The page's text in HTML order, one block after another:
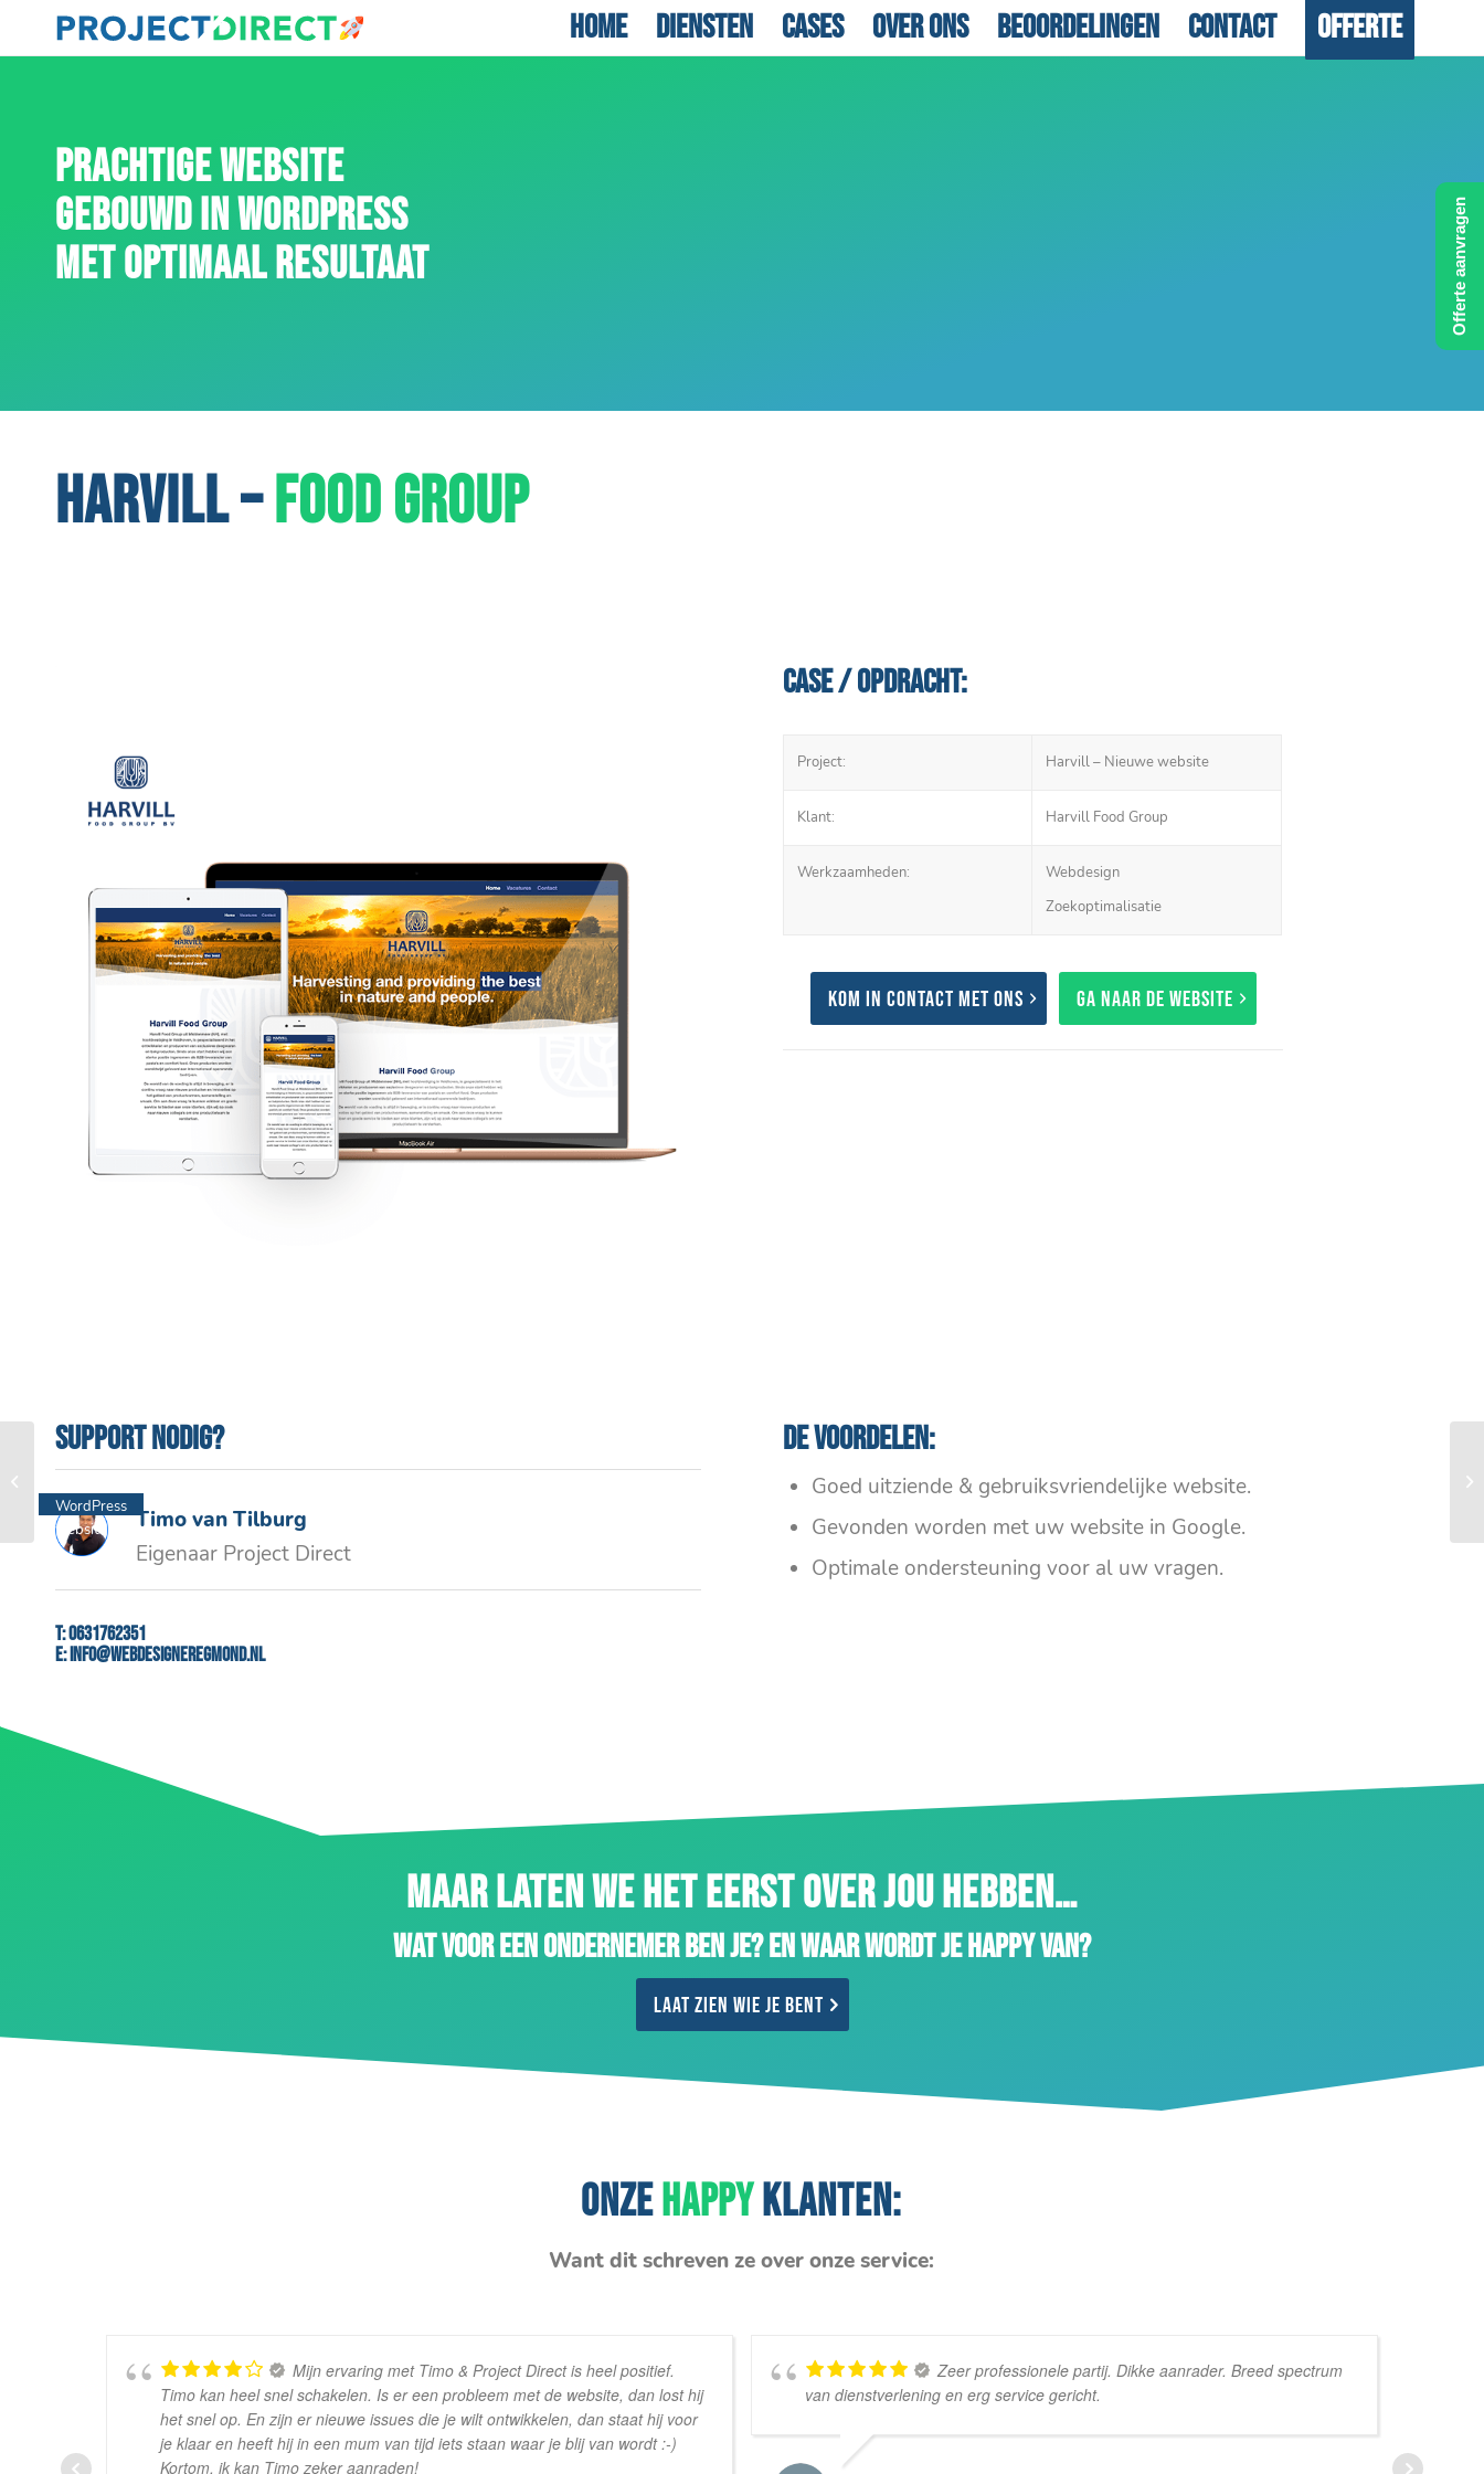
Home Diensten Cases Over ons Beoordelingen Contact Offerte
PRACHTIGE WEBSITE
GEBOUWD IN WORDPRESS
MET OPTIMAAL RESULTAAT
HARVILL –FOOD GROUP
Case / Opdracht:
Project: Harvill – Nieuwe website
Klant: Harvill Food Group
Werkzaamheden:
Webdesign
Zoekoptimalisatie
Kom in contact met ons Ga naar de website
Support nodig?
Timo van Tilburg
Eigenaar Project Direct
T:0631762351
E:info@webdesigneregmond.nl
De voordelen:
Goed uitziende & gebruiksvriendelijke website.
Gevonden worden met uw website in Google.
Optimale ondersteuning voor al uw vragen.
MAAR LATEN WE HET EERST OVER JOU HEBBEN…
Wat voor een ondernemer ben je? En waar wordt je happy van?
Laat zien wie je bent
ONZEHAPPYKLANTEN:
Want dit schreven ze over onze service:
Mijn ervaring met Timo & Project Direct is heel positief.
Timo kan heel snel schakelen. Is er een probleem met de website, dan lost hij
het snel op. En zijn er nieuwe issues die je wilt ontwikkelen, dan staat hij voor
je klaar en heeft hij in een mum van tijd iets staan waar je blij van wordt :-)
Kortom, ik kan Timo zeker aanraden!
Zeer professionele partij. Dikke aanrader. Breed spectrum
van dienstverlening en erg service gericht.
WordPress
website
Offerte aanvragen